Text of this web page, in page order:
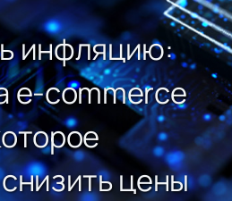
инфляцию:
e-commerce
цены